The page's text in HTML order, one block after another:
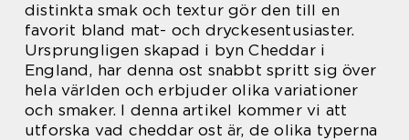
distinkta smak och textur gör den till en
favorit bland mat- och dryckesentusiaster.
Ursprungligen skapad i byn Cheddar i
England, har denna ost snabbt spritt sig över
hela världen och erbjuder olika variationer
och smaker. I denna artikel kommer vi att
utforska vad cheddar ost är, de olika typerna